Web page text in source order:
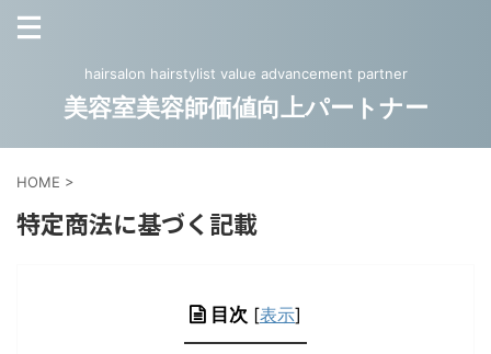
hairsalon hairstylist value advancement partner
美容室美容師価値向上パートナー
HOME >
特定商法に基づく記載
目次 [表示]